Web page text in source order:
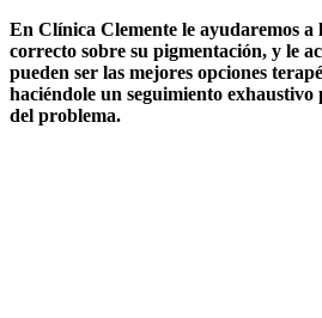
En Clínica Clemente le ayudaremos a
correcto sobre su pigmentación, y le
pueden ser las mejores opciones
haciéndole un seguimiento
del problema.